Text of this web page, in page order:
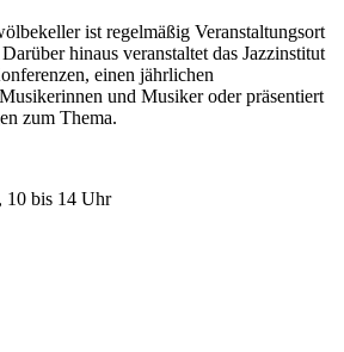
ist regelmäßig Veranstaltungsort
hinaus veranstaltet das Jazzinstitut
einen jährlichen
und Musiker oder präsentiert
zum Thema.
10 bis 14 Uhr